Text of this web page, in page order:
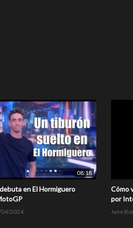
08:18
en El Hormiguero
2024
Cómo
por
Jane